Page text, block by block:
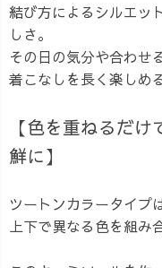
結び方によるシルエッ
しさ。
その日の気分や合わせ
着こなしを長く楽しめ
【色を重ねるだ
鮮に】
ツートンカラータイプは
上下で異なる色を組み